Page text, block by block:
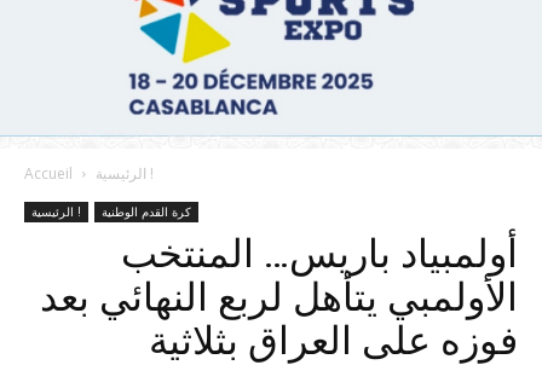
Accueil الرئيسية !
الرئيسية ! كرة القدم الوطنية
أولمبياد باريس… المنتخب
الأولمبي يتأهل لربع النهائي بعد
فوزه على العراق بثلاثية